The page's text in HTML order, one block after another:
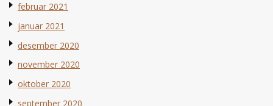
februar 2021
januar 2021
desember 2020
november 2020
oktober 2020
september 2020